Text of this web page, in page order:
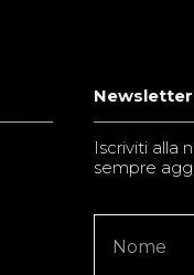
Newsletter
Iscriviti alla
sempre
Signup